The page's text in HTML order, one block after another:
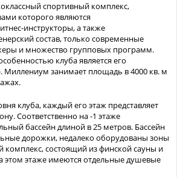
спортивный комплекс,
которого являются
инструкторы, а также
состав, только современные
и множество групповых программ.
клуба является его
занимает площадь в 4000 кв. м
клуба, каждый его этаж представляет
Соответственно на -1 этаже
бассейн длиной в 25 метров. Бассейн
дорожки, недалеко оборудованы зоны
комплекс, состоящий из финской сауны и
этом этаже имеются отдельные душевые